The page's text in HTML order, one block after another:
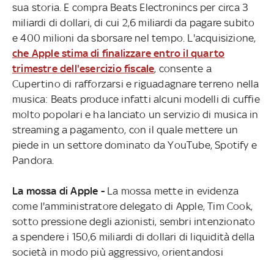
sua storia. E compra Beats Electronincs per circa 3
miliardi di dollari, di cui 2,6 miliardi da pagare subito
e 400 milioni da sborsare nel tempo. L'acquisizione,
che Apple stima di finalizzare entro il quarto
trimestre dell'esercizio fiscale, consente a
Cupertino di rafforzarsi e riguadagnare terreno nella
musica: Beats produce infatti alcuni modelli di cuffie
molto popolari e ha lanciato un servizio di musica in
streaming a pagamento, con il quale mettere un
piede in un settore dominato da YouTube, Spotify e
Pandora.
La mossa di Apple -La mossa mette in evidenza
come l'amministratore delegato di Apple, Tim Cook,
sotto pressione degli azionisti, sembri intenzionato
a spendere i 150,6 miliardi di dollari di liquidità della
società in modo più aggressivo, orientandosi